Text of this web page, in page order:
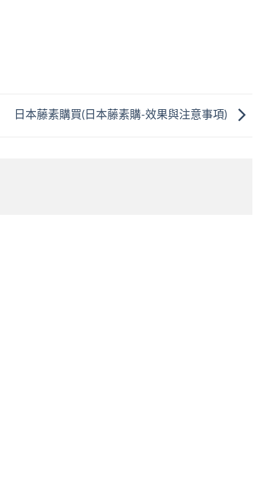
日本藤素購買(日本藤素購-效果與注意事項)